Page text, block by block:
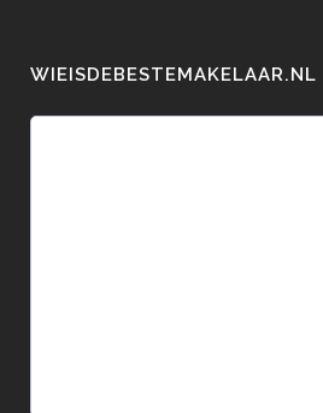
WIEISDEBESTEMAKELAAR.NL